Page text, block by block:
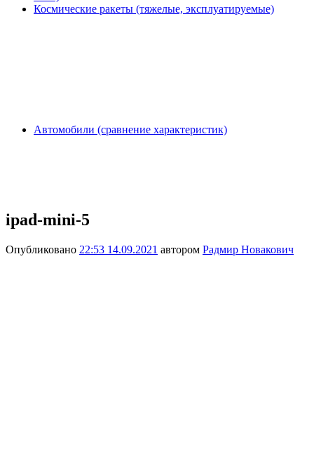
Космические ракеты (тяжелые, эксплуатируемые)
Автомобили (сравнение характеристик)
ipad-mini-5
Опубликовано 22:53 14.09.2021 автором Радмир Новакович